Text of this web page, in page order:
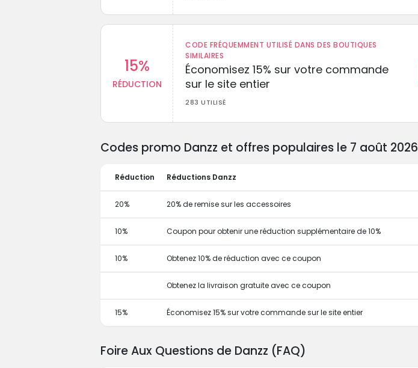
15%
RÉDUCTION
CODE FRÉQUEMMENT UTILISÉ DANS DES BOUTIQUES
SIMILAIRES
Économisez 15% sur votre commande
sur le site entier
283 UTILISÉ
Codes promo Danzz et offres populaires le 7 août 2026
Réduction Réductions Danzz
20% 20% de remise sur les accessoires
10% Coupon pour obtenir une réduction supplémentaire de 10%
10% Obtenez 10% de réduction avec ce coupon
Obtenez la livraison gratuite avec ce coupon
15% Économisez 15% sur votre commande sur le site entier
Foire Aux Questions de Danzz (FAQ)